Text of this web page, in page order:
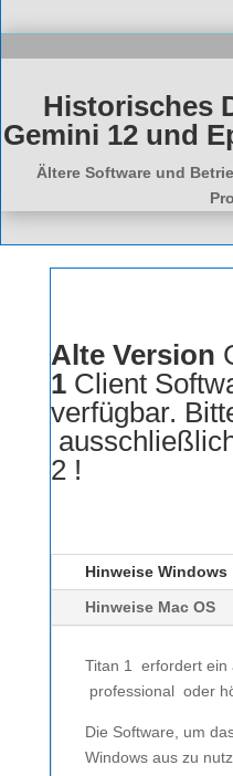
Historisches
Gemini 12 und
Ältere Software und
Alte Version
1 Client
verfügbar.
2 !
Hinweise Windows
Hinweise Mac OS
Titan 1 erfordert ein
professional oder
Die Software, um
Windows aus zu